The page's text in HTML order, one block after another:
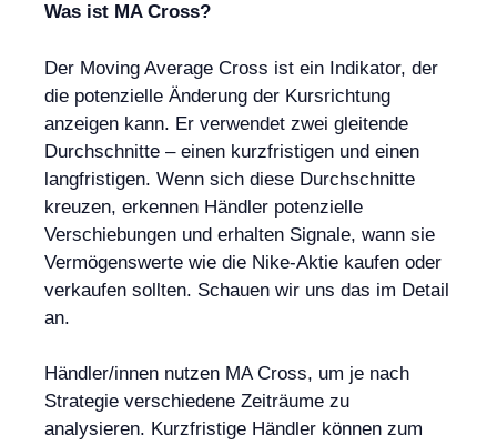
Was ist MA Cross?
Der Moving Average Cross ist ein Indikator, der
die potenzielle Änderung der Kursrichtung
anzeigen kann. Er verwendet zwei gleitende
Durchschnitte – einen kurzfristigen und einen
langfristigen. Wenn sich diese Durchschnitte
kreuzen, erkennen Händler potenzielle
Verschiebungen und erhalten Signale, wann sie
Vermögenswerte wie die Nike-Aktie kaufen oder
verkaufen sollten. Schauen wir uns das im Detail
an.
Händler/innen nutzen MA Cross, um je nach
Strategie verschiedene Zeiträume zu
analysieren. Kurzfristige Händler können zum